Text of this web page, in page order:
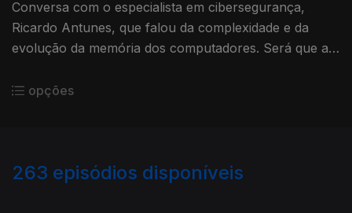
Conversa com o especialista em cibersegurança,
Ricardo Antunes, que falou da complexidade e da
evolução da memória dos computadores. Será que a
algum lugar?!
opções
263 episódios disponíveis